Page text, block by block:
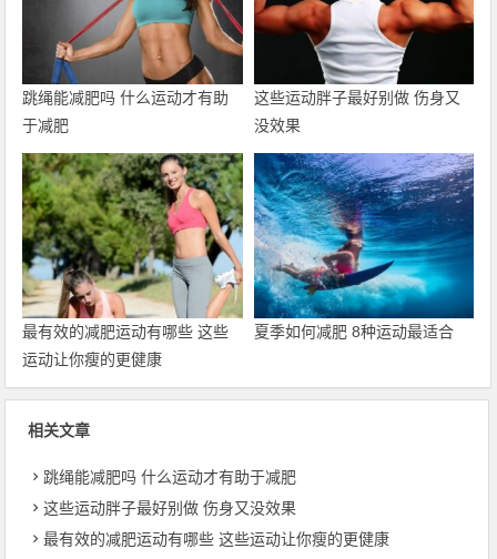
跳绳能减肥吗 什么运动才有助
于减肥
这些运动胖子最好别做 伤身又
没效果
最有效的减肥运动有哪些 这些
运动让你瘦的更健康
夏季如何减肥 8种运动最适合
相关文章
跳绳能减肥吗 什么运动才有助于减肥
这些运动胖子最好别做 伤身又没效果
最有效的减肥运动有哪些 这些运动让你瘦的更健康